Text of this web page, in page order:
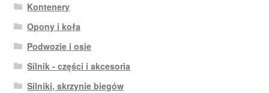
Kontenery
Opony i koła
Podwozie i osie
Silnik - części i akcesoria
Silniki, skrzynie biegów